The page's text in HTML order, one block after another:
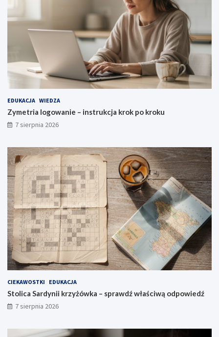
EDUKACJA WIEDZA
Zymetria logowanie – instrukcja krok po kroku
7 sierpnia 2026
CIEKAWOSTKI EDUKACJA
Stolica Sardynii krzyżówka – sprawdź właściwą odpowiedź
7 sierpnia 2026